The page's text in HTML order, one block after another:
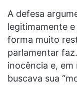
A defesa
legitimamente
forma muito
parlamentar
inocência e,
buscava sua